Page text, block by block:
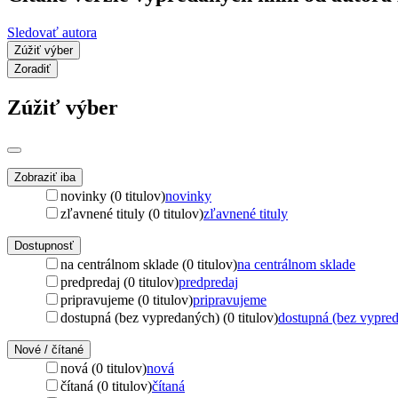
Sledovať autora
Zúžiť výber
Zoradiť
Zúžiť výber
Zobraziť iba
novinky (0 titulov)novinky
zľavnené tituly (0 titulov)zľavnené tituly
Dostupnosť
na centrálnom sklade (0 titulov)na centrálnom sklade
predpredaj (0 titulov)predpredaj
pripravujeme (0 titulov)pripravujeme
dostupná (bez vypredaných) (0 titulov)dostupná (bez
Nové / čítané
nová (0 titulov)nová
čítaná (0 titulov)čítaná